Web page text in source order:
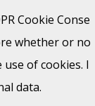
Cookie Conse
whether or no
of cookies. I
data.